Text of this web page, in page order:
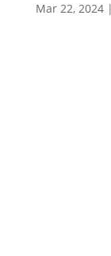
Mar 22, 2024|